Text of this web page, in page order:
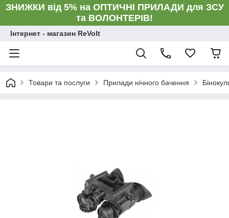
ЗНИЖКИ від 5% на ОПТИЧНІ ПРИЛАДИ для ЗСУ
та ВОЛОНТЕРІВ!
Інтернет - магазин ReVolt
Товари та послуги Прилади нічного бачення